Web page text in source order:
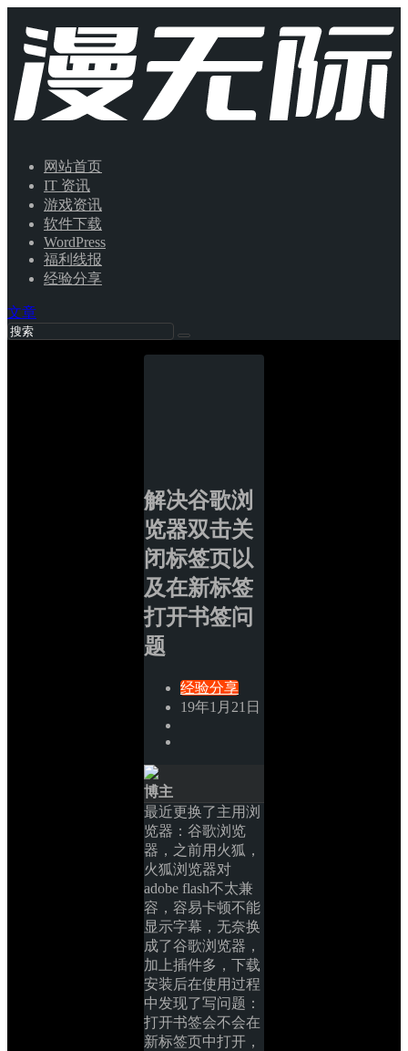
网站首页
IT 资讯
游戏资讯
软件下载
WordPress
福利线报
经验分享
文章
解决谷歌浏
览器双击关
闭标签页以
及在新标签
打开书签问
题
经验分享
19年1月21日
博主
最近更换了主用浏
览器：谷歌浏览
器，之前用火狐，
火狐浏览器对
adobe flash不太兼
容，容易卡顿不能
显示字幕，无奈换
成了谷歌浏览器，
加上插件多，下载
安装后在使用过程
中发现了写问题：
打开书签会不会在
新标签页中打开，